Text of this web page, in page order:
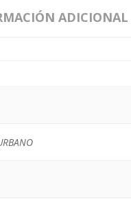
ADICIONAL